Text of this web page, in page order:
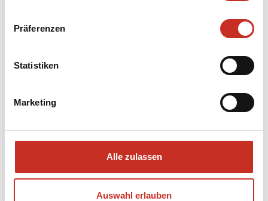
Präferenzen
Statistiken
Marketing
Alle zulassen
Auswahl erlauben
Eisen; Glas; Leder; Lindenholz; Schaumstoff
translate.entry.digitalisat.materialCostume
Gewicht